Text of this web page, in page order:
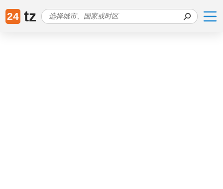
24 tz